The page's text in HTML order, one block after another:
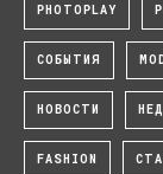
PHOTOPLAY
СОБЫТИЯ
НОВОСТИ
FASHION